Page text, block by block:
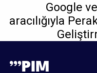
Google
aracılığıyla